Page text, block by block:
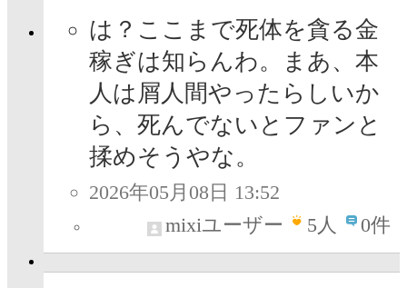
は？ここまで死体を貪る金
稼ぎは知らんわ。まあ、本
人は屑人間やったらしいか
ら、死んでないとファンと
揉めそうやな。
2026年05月08日 13:52
mixiユーザー
5人 0件